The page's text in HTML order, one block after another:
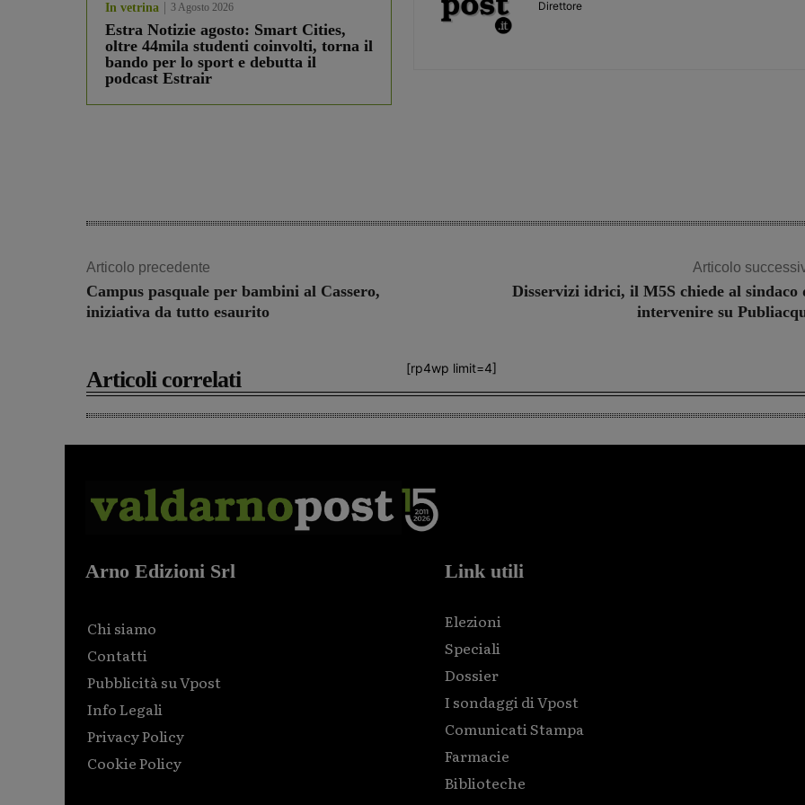
In vetrina 3 Agosto 2026
Estra Notizie agosto: Smart Cities,
oltre 44mila studenti coinvolti, torna il
bando per lo sport e debutta il
podcast Estrair
Direttore
Articolo precedente
Campus pasquale per bambini al Cassero,
iniziativa da tutto esaurito
Articolo
Disservizi idrici, il M5S chiede al sindaco
intervenire su
[rp4wp limit=4]
Articoli correlati
Arno Edizioni Srl
Chi siamo
Contatti
Pubblicità su Vpost
Info Legali
Privacy Policy
Cookie Policy
Link utili
Elezioni
Speciali
Dossier
I sondaggi di Vpost
Comunicati Stampa
Farmacie
Biblioteche